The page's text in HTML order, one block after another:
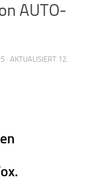
AUTO-
· AKTUALISIERT 12.